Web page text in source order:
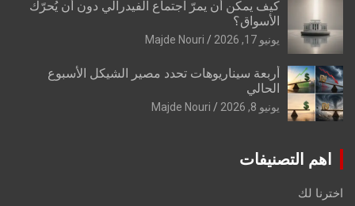
كيف يمكن أن يمرّ اجتماع الفيدرالي دون أن يُحرّك
الأسواق؟
يونيو 17, 2026 Majde Nouri
أربعة سيناريوهات تحدد مصير الشيكل الأسبوع
الحالي
يونيو 8, 2026 Majde Nouri
اهم التصنيفات
اخترنا لك